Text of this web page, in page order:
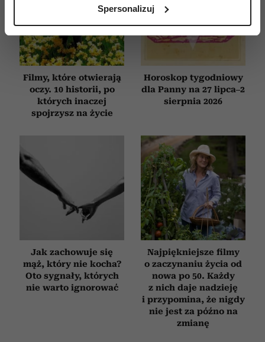
(fingerprinting, czyli wirtualny odcisk palca)
dane są przetwarzane oraz ustaw własne preferencje w
sekcji szczegółów. W Deklaracji plików cookie możesz
zmienić lub wycofać swoją zgodę w dowolnej chwili.
Wykorzystujemy pliki cookie do spersonalizowania treści
i reklam, aby oferować funkcje społecznościowe i
korzystasz z naszej witryny, udostępniamy partnerom
społecznościowym, reklamowym i analitycznym.
Partnerzy mogą połączyć te informacje z innymi danymi
otrzymanymi od Ciebie lub uzyskanymi podczas
korzystania z ich usług.
Spersonalizuj
Filmy, które otwierają
oczy. 10 historii, po
których inaczej
spojrzysz na życie
Horoskop tygodniowy
dla Panny na 27 lipca–2
sierpnia 2026
Jak zachowuje się
mąż, który nie kocha?
Oto sygnały, których
nie warto ignorować
Najpiękniejsze filmy
o zaczynaniu życia od
nowa po 50. Każdy
z nich daje nadzieję
i przypomina, że nigdy
nie jest za późno na
zmianę